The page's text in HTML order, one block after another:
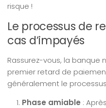
risque !
Le processus de
cas d’impayés
Rassurez-vous, la banque
premier retard de
généralement le
Phase amiable :